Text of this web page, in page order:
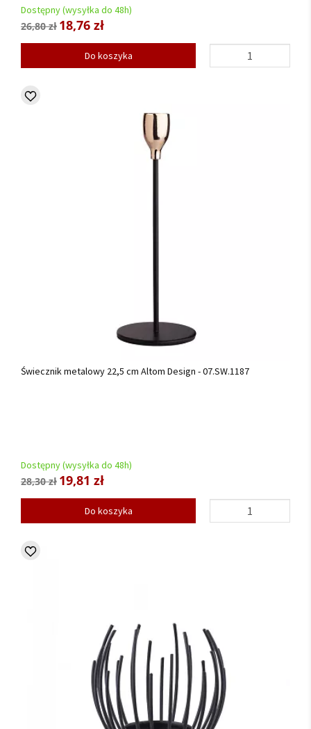
Dostępny (wysyłka do 48h)
26,80 zł 18,76 zł
Do koszyka
Świecznik metalowy 22,5 cm Altom Design - 07.SW.1187
Dostępny (wysyłka do 48h)
28,30 zł 19,81 zł
Do koszyka